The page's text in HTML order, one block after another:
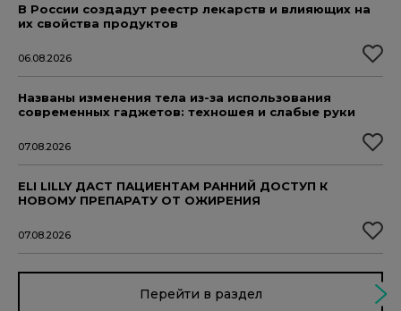
В России создадут реестр лекарств и влияющих на
их свойства продуктов
06.08.2026
Названы изменения тела из-за использования
современных гаджетов: техношея и слабые руки
07.08.2026
ELI LILLY ДАСТ ПАЦИЕНТАМ РАННИЙ ДОСТУП К
НОВОМУ ПРЕПАРАТУ ОТ ОЖИРЕНИЯ
07.08.2026
Перейти в раздел